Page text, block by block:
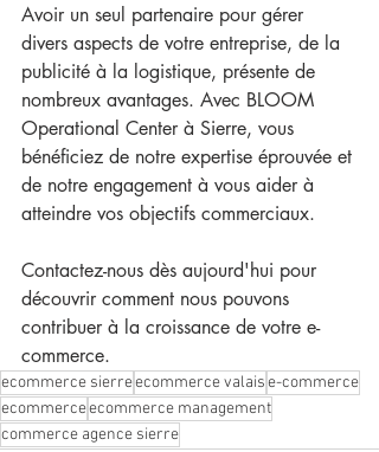
Avoir un seul partenaire pour gérer
divers aspects de votre entreprise, de la
publicité à la logistique, présente de
nombreux avantages. Avec BLOOM
Operational Center à Sierre, vous
bénéficiez de notre expertise éprouvée et
de notre engagement à vous aider à
atteindre vos objectifs commerciaux.
Contactez-nous dès aujourd'hui pour
découvrir comment nous pouvons
contribuer à la croissance de votre e-
commerce.
ecommerce sierreecommerce valaise-commerce
ecommerceecommerce management
commerce agence sierre